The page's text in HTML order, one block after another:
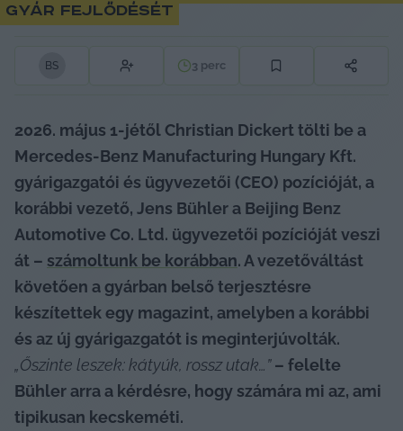
gyár fejlődését
BS 3 perc
2026. május 1-jétől Christian Dickert tölti be a
Mercedes‑Benz Manufacturing Hungary Kft.
gyárigazgatói és ügyvezetői (CEO) pozícióját, a
korábbi vezető, Jens Bühler a Beijing Benz
Automotive Co. Ltd. ügyvezetői pozícióját veszi
át – számoltunk be korábban. A vezetőváltást
követően a gyárban belső terjesztésre
készítettek egy magazint, amelyben a korábbi
„Őszinte leszek: kátyúk, rossz utak…” – felelte
Bühler arra a kérdésre, hogy számára mi az, ami
tipikusan kecskeméti.